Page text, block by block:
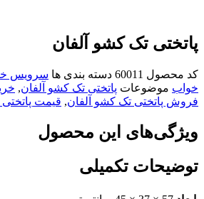
پاتختی تک کشو آلفان
کد محصول 60011 دسته بندی ها سرویس
خواب موضوعات پاتختی تک کشو آلفان,
فروش پاتختی تک کشو آلفان, قیمت
ویژگی‌های این محصول
توضیحات تکمیلی